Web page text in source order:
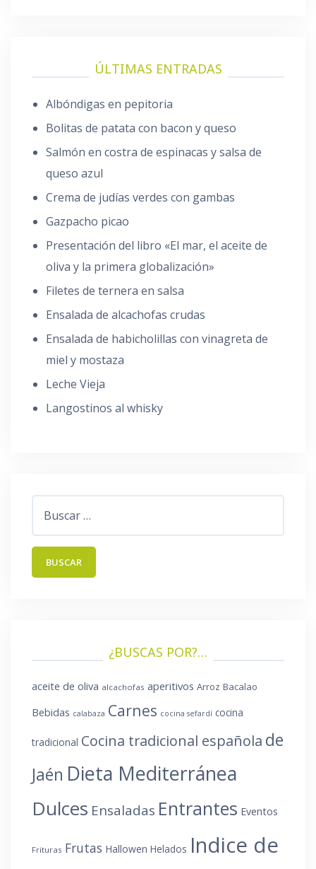
ÚLTIMAS ENTRADAS
Albóndigas en pepitoria
Bolitas de patata con bacon y queso
Salmón en costra de espinacas y salsa de
queso azul
Crema de judías verdes con gambas
Gazpacho picao
Presentación del libro «El mar, el aceite de
oliva y la primera globalización»
Filetes de ternera en salsa
Ensalada de alcachofas crudas
Ensalada de habicholillas con vinagreta de
miel y mostaza
Leche Vieja
Langostinos al whisky
¿BUSCAS POR?…
aceite de oliva alcachofas aperitivos Arroz Bacalao
Bebidas calabaza Carnes cocina sefardí cocina
tradicional Cocina tradicional española de
Jaén Dieta Mediterránea
Dulces Ensaladas Entrantes Eventos
Frituras Frutas Hallowen Helados Indice de